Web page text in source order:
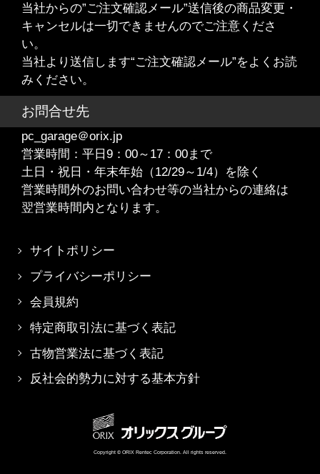
当社からの”ご注文確認メール”送信後の商品変更・
キャンセルは一切できませんのでご注意くださ
い。
当社より送信します“ご注文確認メール”をよくお読
みください。
お問合せ先
pc_garage＠orix.jp
営業時間：平日9：00～17：00まで
土日・祝日・年末年始（12/29～1/4）を除く
営業時間外のお問い合わせ等の当社からの連絡は
翌営業時間内となります。
サイトポリシー
プライバシーポリシー
会員規約
特定商取引法に基づく表記
古物営業法に基づく表記
反社会的勢力に対する基本方針
Copyright © ORIX Rentec Corporation. All rights reserved.